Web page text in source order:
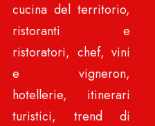
cucina del territorio,
ristoranti e
ristoratori, chef, vini
e vigneron,
hotellerie, itinerari
turistici, trend di